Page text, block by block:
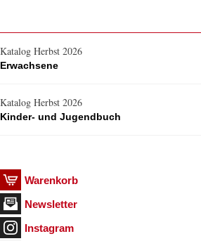
Katalog Herbst 2026
Erwachsene
Katalog Herbst 2026
Kinder- und Jugendbuch
Warenkorb
Newsletter
Instagram